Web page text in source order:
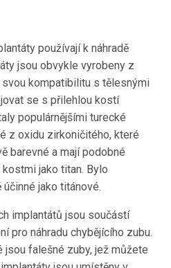
používají k náhradě
jsou obvykle vyrobeny z
svou kompatibilitu s tělesnými
se s přilehlou kostí
populárnějšími turecké
z oxidu zirkoničitého, které
barevné a mají podobné
jako titan. Bylo
jako titánové.
implantátů jsou součástí
pro náhradu chybějícího zubu.
jsou falešné zuby, jež můžete